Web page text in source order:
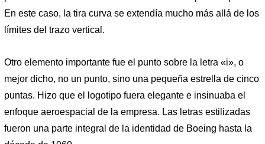
En este caso, la tira curva se extendía mucho más allá de los
límites del trazo vertical.
Otro elemento importante fue el punto sobre la letra «i», o
mejor dicho, no un punto, sino una pequeña estrella de cinco
puntas. Hizo que el logotipo fuera elegante e insinuaba el
enfoque aeroespacial de la empresa. Las letras estilizadas
fueron una parte integral de la identidad de Boeing hasta la